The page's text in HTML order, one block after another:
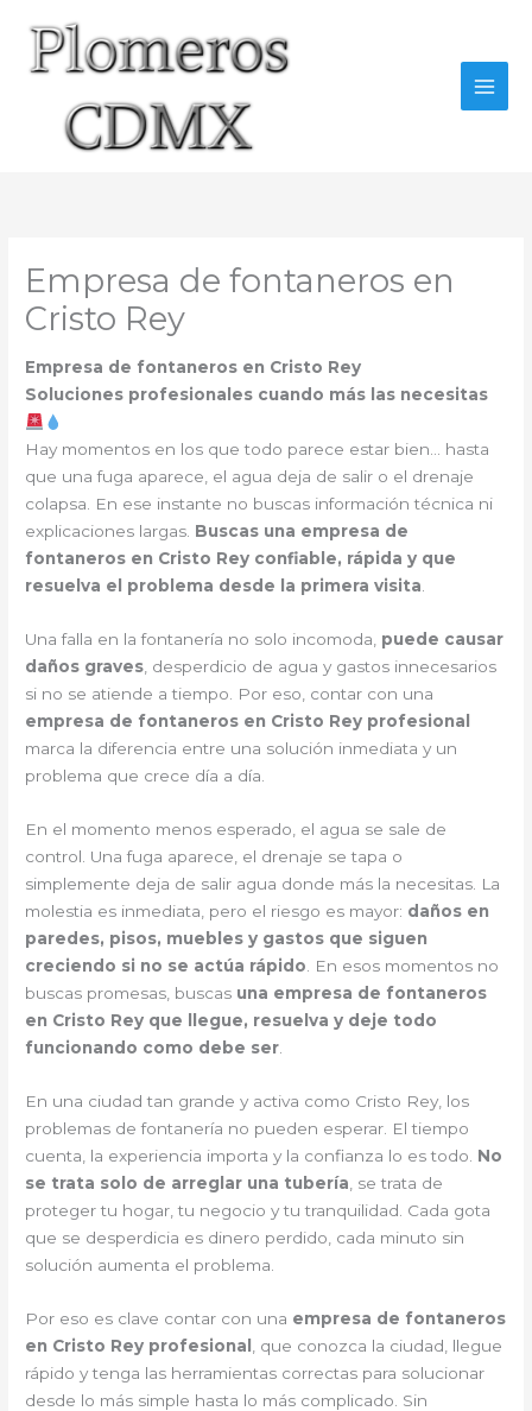
contenido
Empresa de fontaneros en
Cristo Rey
Empresa de fontaneros en Cristo Rey
Soluciones profesionales cuando más las necesitas
Hay momentos en los que todo parece estar bien… hasta
que una fuga aparece, el agua deja de salir o el drenaje
colapsa. En ese instante no buscas información técnica ni
explicaciones largas. Buscas una empresa de
fontaneros en Cristo Rey confiable, rápida y que
resuelva el problema desde la primera visita.
Una falla en la fontanería no solo incomoda, puede causar
daños graves , desperdicio de agua y gastos innecesarios
si no se atiende a tiempo. Por eso, contar con una
empresa de fontaneros en Cristo Rey profesional
marca la diferencia entre una solución inmediata y un
problema que crece día a día.
En el momento menos esperado, el agua se sale de
control. Una fuga aparece, el drenaje se tapa o
simplemente deja de salir agua donde más la necesitas. La
molestia es inmediata, pero el riesgo es mayor: daños en
paredes, pisos, muebles y gastos que siguen
creciendo si no se actúa rápido . En esos momentos no
buscas promesas, buscas una empresa de fontaneros
en Cristo Rey que llegue, resuelva y deje todo
funcionando como debe ser
En una ciudad tan grande y activa como Cristo Rey, los
problemas de fontanería no pueden esperar. El tiempo
cuenta, la experiencia importa y la confianza lo es todo. No
se trata solo de arreglar una tubería , se trata de
proteger tu hogar, tu negocio y tu tranquilidad. Cada gota
que se desperdicia es dinero perdido, cada minuto sin
solución aumenta el problema.
Por eso es clave contar con una empresa de fontaneros
en Cristo Rey profesional
, que conozca la ciudad, llegue
rápido y tenga las herramientas correctas para solucionar
desde lo más simple hasta lo más complicado. Sin